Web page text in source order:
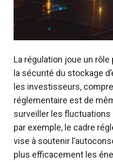
La régulation joue un
la sécurité du stockage
les investisseurs,
réglementaire est de
surveiller les fluctuations
par exemple, le cadre
vise à soutenir
plus efficacement les